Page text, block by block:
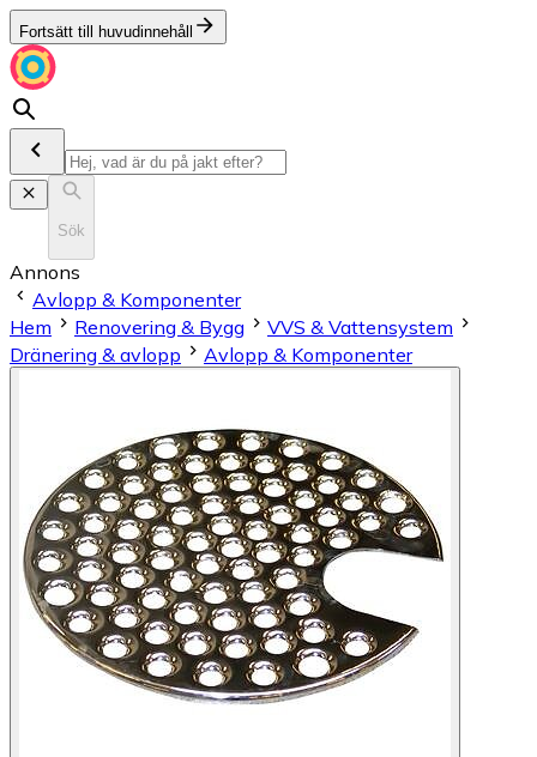
Fortsätt till huvudinnehåll
Sök
Annons
Avlopp & Komponenter
Hem
Renovering & Bygg
VVS & Vattensystem
Dränering & avlopp
Avlopp & Komponenter